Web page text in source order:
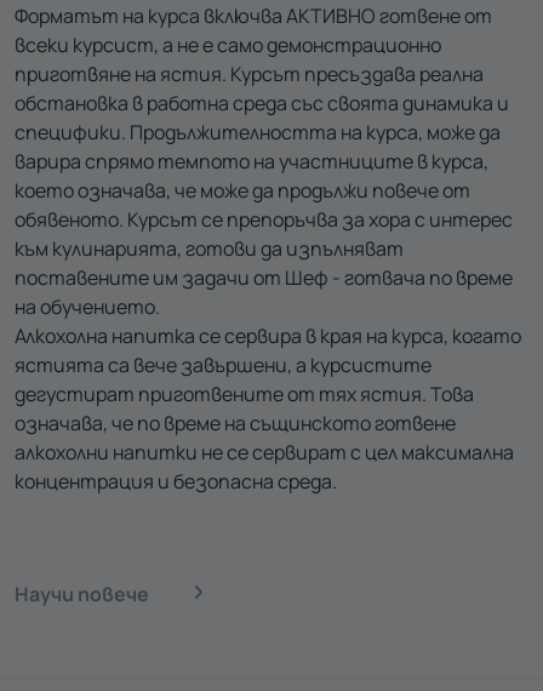
Форматът на курса включва АКТИВНО готвене от
всеки курсист, а не е само демонстрационно
приготвяне на ястия. Курсът пресъздава реална
обстановка в работна среда със своята динамика и
специфики. Продължителността на курса, може да
варира спрямо темпото на участниците в курса,
което означава, че може да продължи повече от
обявеното. Курсът се препоръчва за хора с интерес
към кулинарията, готови да изпълняват
поставените им задачи от Шеф - готвача по време
на обучението.
Алкохолна напитка се сервира в края на курса, когато
ястията са вече завършени, а курсистите
дегустират приготвените от тях ястия. Това
означава, че по време на същинското готвене
алкохолни напитки не се сервират с цел максимална
концентрация и безопасна среда.
Научи повече